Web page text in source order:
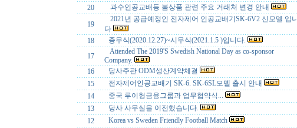
20
과수인공교배등 봄상품 관련 주요 거래처 변경 안내
19
2021년 공급예정인 전자제어 인공교배기SK-6V2 신모델 입니
다
18
종무식(2020.12.27)~시무식(2021.1.5 )입니다.
17
Attended The 2019'S Swedish National Day as co-sponsor
Company.
16
당사주관 ODM생산계약체결
15
전자제어인공교배기 SK-6. SK-6SL모델 출시 안내
14
중국 루이헝금융그룹과 업무협약식...
13
당사 사무실을 이전했습니다.
12
Korea vs Sweden Friendly Football Match